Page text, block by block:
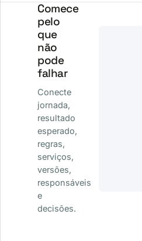
Comece
pelo
que
não
pode
falhar
Conecte
jornada,
resultado
esperado,
regras,
serviços,
versões,
responsáveis
e
decisões.